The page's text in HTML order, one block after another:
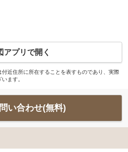
アプリで開く
近住所に所在することを表すものであり、実際
ます。
い合わせ(無料)